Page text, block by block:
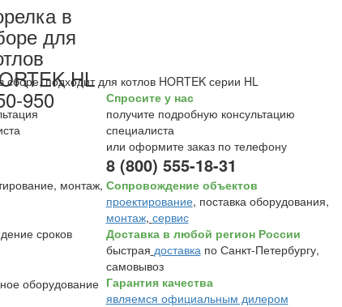
в
для
HL
950
сборе, подходит для котлов HORTEK серии HL
Спросите у нас
получите подробную консультацию
специалиста
или оформите заказ по телефону
8 (800) 555-18-31
Сопровождение объектов
проектирование, поставка оборудования,
монтаж, сервис
Доставка в любой регион России
быстрая доставкапо Санкт-Петербургу,
самовывоз
Гарантия качества
являемся официальным дилером